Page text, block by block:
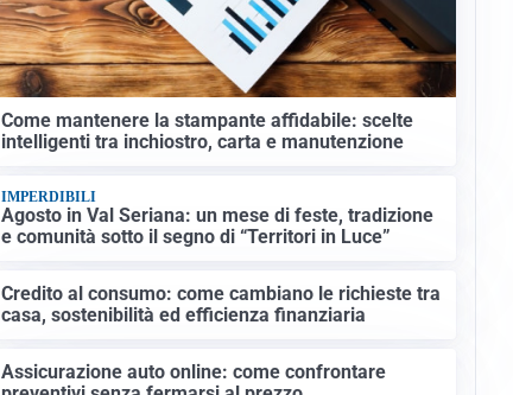
Come mantenere la stampante affidabile: scelte
intelligenti tra inchiostro, carta e manutenzione
IMPERDIBILI
Agosto in Val Seriana: un mese di feste, tradizione
e comunità sotto il segno di “Territori in Luce”
Credito al consumo: come cambiano le richieste tra
casa, sostenibilità ed efficienza finanziaria
Assicurazione auto online: come confrontare